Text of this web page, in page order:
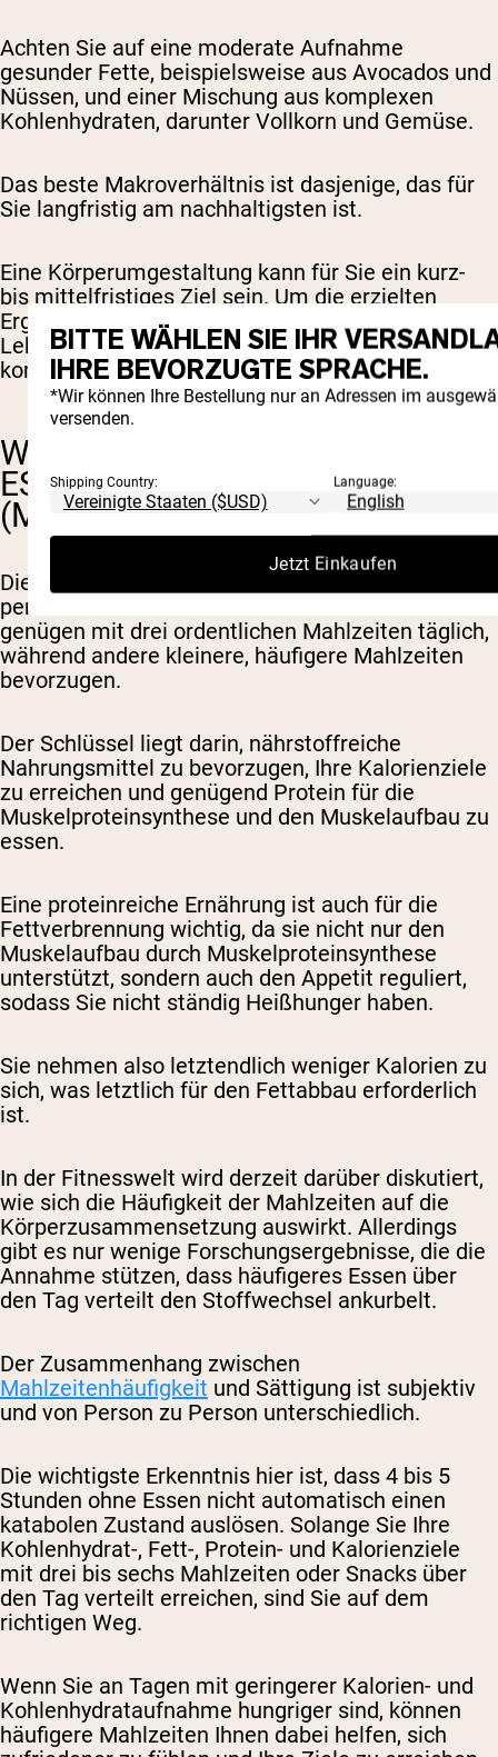
Achten Sie auf eine moderate Aufnahme
gesunder Fette, beispielsweise aus Avocados und
Nüssen, und einer Mischung aus komplexen
Kohlenhydraten, darunter Vollkorn und Gemüse.
Das beste Makroverhältnis ist dasjenige, das für
Sie langfristig am nachhaltigsten ist.
Eine Körperumgestaltung kann für Sie ein kurz-
bis mittelfristiges Ziel sein. Um die erzielten
Ergebnisse zu erhalten, sollten Sie jedoch einen
Lebensstil pflegen, den Sie sich auch in den
kommenden Jahren vorstellen können.
WIE OFT SOLLTE ICH TÄGLICH
ESSEN?
(MAHLZEITENHÄUFIGKEIT)
Die Häufigkeit der Mahlzeiten hängt von den
persönlichen Vorlieben ab. Manche Menschen
genügen mit drei ordentlichen Mahlzeiten täglich,
während andere kleinere, häufigere Mahlzeiten
bevorzugen.
Der Schlüssel liegt darin, nährstoffreiche
Nahrungsmittel zu bevorzugen, Ihre Kalorienziele
zu erreichen und genügend Protein für die
Muskelproteinsynthese und den Muskelaufbau zu
essen.
Eine proteinreiche Ernährung ist auch für die
Fettverbrennung wichtig, da sie nicht nur den
Muskelaufbau durch Muskelproteinsynthese
unterstützt, sondern auch den Appetit reguliert,
sodass Sie nicht ständig Heißhunger haben.
Sie nehmen also letztendlich weniger Kalorien zu
sich, was letztlich für den Fettabbau erforderlich
ist.
In der Fitnesswelt wird derzeit darüber diskutiert,
wie sich die Häufigkeit der Mahlzeiten auf die
Körperzusammensetzung auswirkt. Allerdings
gibt es nur wenige Forschungsergebnisse, die die
Annahme stützen, dass häufigeres Essen über
den Tag verteilt den Stoffwechsel ankurbelt.
Der Zusammenhang zwischen
Mahlzeitenhäufigkeit und Sättigung ist subjektiv
und von Person zu Person unterschiedlich.
Die wichtigste Erkenntnis hier ist, dass 4 bis 5
Stunden ohne Essen nicht automatisch einen
katabolen Zustand auslösen. Solange Sie Ihre
Kohlenhydrat-, Fett-, Protein- und Kalorienziele
mit drei bis sechs Mahlzeiten oder Snacks über
den Tag verteilt erreichen, sind Sie auf dem
richtigen Weg.
Wenn Sie an Tagen mit geringerer Kalorien- und
Kohlenhydrataufnahme hungriger sind, können
häufigere Mahlzeiten Ihnen dabei helfen, sich
BITTE WÄHLEN SIE IHR
IHRE BEVORZUGTE SPRACHE.
*Wir können Ihre Bestellung nur an Adressen im
versenden.
Shipping Country: Language:
Jetzt Einkaufen